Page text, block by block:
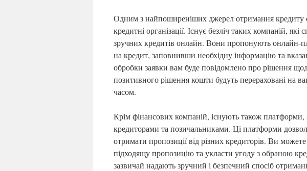
Одним з найпоширеніших джерел отримання кредиту
кредитні організації. Існує безліч таких компаній,
зручних кредитів онлайн. Вони пропонують онлайн-
на кредит, заповнивши необхідну інформацію та
обробки заявки вам буде повідомлено про рішення
позитивного рішення кошти будуть перераховані на
часом.
Крім фінансових компаній, існують також платформи,
кредиторами та позичальниками. Ці платформи
отримати пропозиції від різних кредиторів. Ви
підходящу пропозицію та укласти угоду з обраною
зазвичай надають зручний і безпечний спосіб